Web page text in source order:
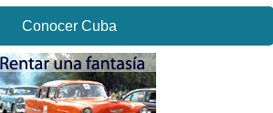
Conocer Cuba